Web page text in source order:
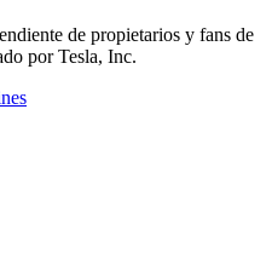
de propietarios y fans de
por Tesla, Inc.